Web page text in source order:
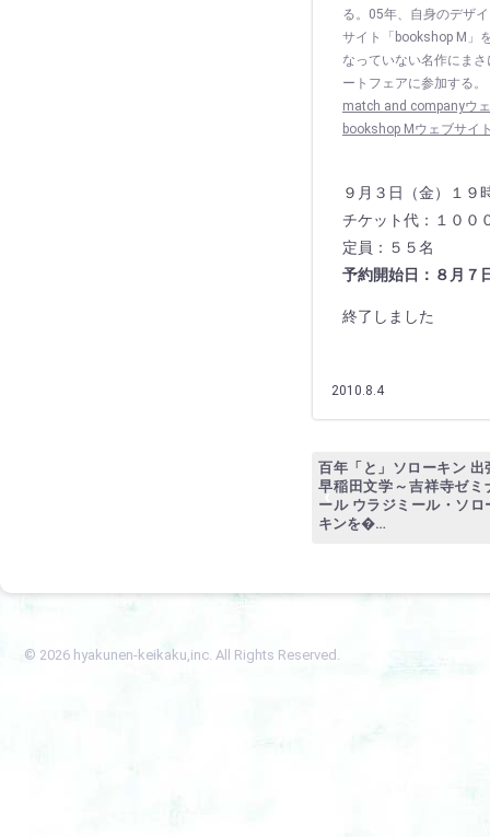
る。05年、自身のデザ
サイト「bookshop M」
なっていない名作にま
ートフェアに参加する。
match and companyウ
bookshop Mウェブサイ
９月３日（金）１９
チケット代：１００
定員：５５名
予約開始日：８月７
終了しました
2010.8.4
百年「と」ソローキン 出
早稲田文学～吉祥寺ゼミ
ール ウラジミール・ソロ
キンを�…
© 2026 hyakunen-keikaku,inc. All Rights Reserved.